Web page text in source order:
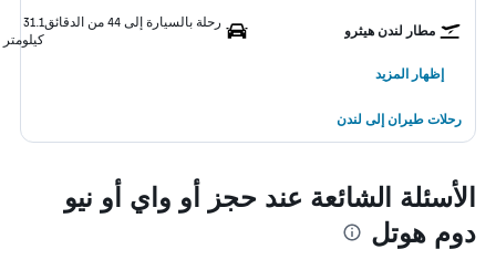
مطار لندن هيثرو
رحلة بالسيارة إلى 44 من الدقائق
31.1
كيلومتر
إظهار المزيد
رحلات طيران إلى لندن
الأسئلة الشائعة عند حجز أو واي أو نيو
دوم هوتل